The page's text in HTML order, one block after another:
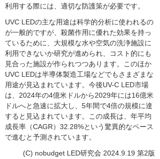
利用する際には、適切な防護策が必要です。
UVC LEDの主な用途は科学的分析に使われるの
が一般的ですが、殺菌作用に優れた効果を持っ
ているために、大規模な水や空気の洗浄施設に
利用できないか研究が進められ、コスト的にも
見合った施設が作られつつあります。このほか
UVC LEDは半導体製造工場などでもさまざまな
用途が見込まれています。今後UV-C LED市場
は、2024年の4億米ドルから2029年には16億米
ドルへと急速に拡大し、5年間で4倍の規模に達
すると見込まれています。この成長は、年平均
成長率（CAGR）32.28%という驚異的なペース
で進むと予測されています。
(C) nobudget LED研究会 2024.9.19 第2版